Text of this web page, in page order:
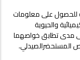
للحصول على معلومات
والحيوية
مدى تطابق خواصهما
المستحضرالصيدلي.